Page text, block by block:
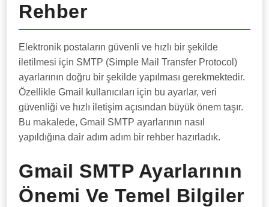
Rehber
Elektronik postaların güvenli ve hızlı bir şekilde
iletilmesi için SMTP (Simple Mail Transfer Protocol)
ayarlarının doğru bir şekilde yapılması gerekmektedir.
Özellikle Gmail kullanıcıları için bu ayarlar, veri
güvenliği ve hızlı iletişim açısından büyük önem taşır.
Bu makalede, Gmail SMTP ayarlarının nasıl
yapıldığına dair adım adım bir rehber hazırladık.
Gmail SMTP Ayarlarının
Önemi Ve Temel Bilgiler